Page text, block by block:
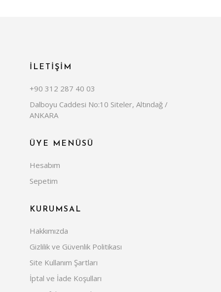
İLETİŞİM
+90 312 287 40 03
Dalboyu Caddesi No:10 Siteler, Altındağ /
ANKARA
ÜYE MENÜSÜ
Hesabım
Sepetim
KURUMSAL
Hakkımızda
Gizlilik ve Güvenlik Politikası
Site Kullanım Şartları
İptal ve İade Koşulları